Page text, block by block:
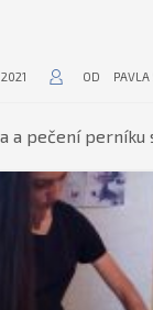
2021 OD PAVLA
a pečení perníku